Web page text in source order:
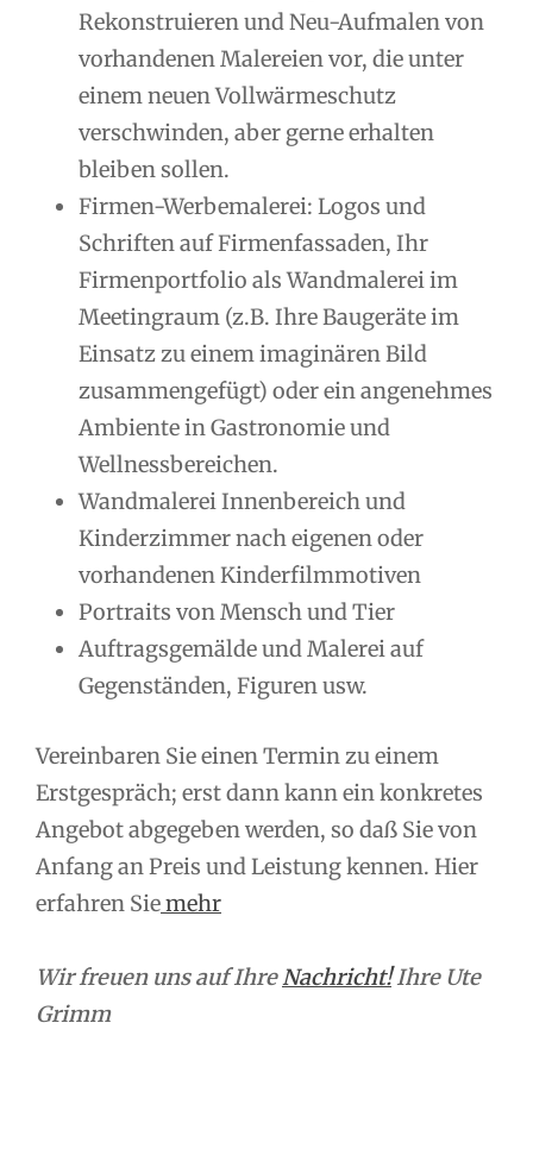
Rekonstruieren und Neu-Aufmalen von
vorhandenen Malereien vor, die unter
einem neuen Vollwärmeschutz
verschwinden, aber gerne erhalten
bleiben sollen.
Firmen-Werbemalerei: Logos und
Schriften auf Firmenfassaden, Ihr
Firmenportfolio als Wandmalerei im
Meetingraum (z.B. Ihre Baugeräte im
Einsatz zu einem imaginären Bild
zusammengefügt) oder ein angenehmes
Ambiente in Gastronomie und
Wellnessbereichen.
Wandmalerei Innenbereich und
Kinderzimmer nach eigenen oder
vorhandenen Kinderfilmmotiven
Portraits von Mensch und Tier
Auftragsgemälde und Malerei auf
Gegenständen, Figuren usw.
Vereinbaren Sie einen Termin zu einem
Erstgespräch; erst dann kann ein konkretes
Angebot abgegeben werden, so daß Sie von
Anfang an Preis und Leistung kennen. Hier
erfahren Siemehr
Wir freuen uns auf IhreNachricht!Ihre Ute
Grimm